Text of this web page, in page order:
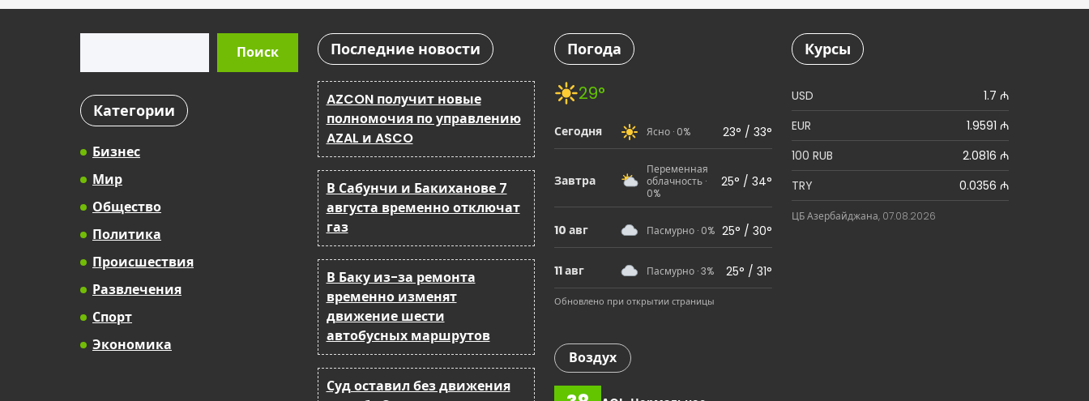
Поиск
Категории
Бизнес
Мир
Общество
Политика
Происшествия
Развлечения
Спорт
Экономика
Последние новости
AZCON получит новые
полномочия по управлению
AZAL и ASCO
В Сабунчи и Бакиханове 7
августа временно отключат
газ
В Баку из-за ремонта
временно изменят
движение шести
автобусных маршрутов
Суд оставил без движения
Погода
29°
Сегодня Ясно · 0% 23° / 33°
Завтра
Переменная
облачность ·
0%
25° / 34°
10 авг Пасмурно · 0% 25° / 30°
11 авг Пасмурно · 3% 25° / 31°
Обновлено при открытии страницы
Воздух
Курсы
USD
1.7 ₼
EUR
1.9591 ₼
100 RUB
2.0816 ₼
TRY
0.0356 ₼
ЦБ Азербайджана, 07.08.2026